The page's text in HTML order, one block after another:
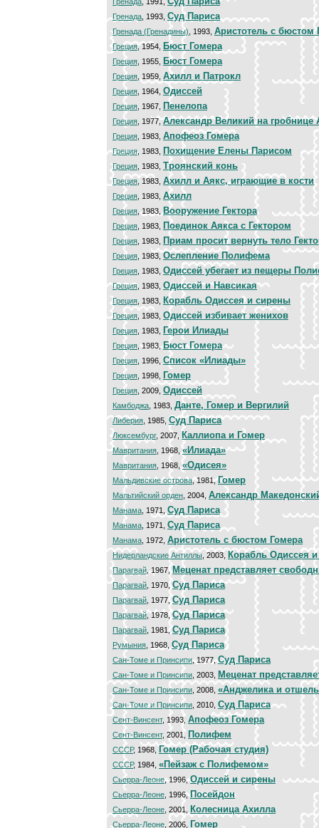
Гренада , 1993, Суд Париса
Гренада (Гренадины) , 1993, Аристотель с бюстом
Греция, 1954, Бюст Гомера
Греция , 1955, Бюст Гомера
Греция , 1959, Ахилл и Патрокл
Греция , 1964, Одиссей
Греция , 1967, Пенелопа
Греция , 1977,Александр Великий на гробнице
Греция , 1983, Апофеоз Гомера
Греция , 1983, Похищение Елены Парисом
Греция , 1983, Троянский конь
Греция, 1983, Ахилл и Аякс, играющие в кости
Греция , 1983, Ахилл
Греция , 1983, Вооружение Гектора
Греция , 1983, Поединок Аякса с Гектором
Греция , 1983, Приам просит вернуть тело
Греция , 1983, Ослепление Полифема
Греция , 1983, Одиссей убегает из пещеры
Греция, 1983, Одиссей и Навсикая
Греция , 1983, Корабль Одиссея и сирены
Греция , 1983, Одиссей избивает женихов
Греция , 1983, Герои Илиады
Греция , 1983,Бюст Гомера
Греция , 1996, Список «Илиады»
Греция , 1998, Гомер
Греция , 2009, Одиссей
Камбоджа , 1983, Данте, Гомер и Вергилий
Либерия , 1985, Суд Париса
Люксембург, 2007, Каллиопа и Гомер
Мавритания , 1968, «Илиада»
Мавритания , 1968,«Одисея»
Мальдивские острова, 1981,Гомер
Мальтийский орден , 2004, Александр
Манама , 1971, Суд Париса
Манама , 1971, Суд Париса
Манама , 1972, Аристотель с бюстом Гомера
Нидерландские Антиллы , 2003, Корабль Одиссея
Парагвай , 1967,Меценат представляет
Парагвай , 1970,Суд Париса
Парагвай , 1977, Суд Париса
Парагвай, 1978,Суд Париса
Парагвай , 1981,Суд Париса
Румыния , 1968, Суд Париса
Сан-Томе и Принсипи, 1977,Суд Париса
Сан-Томе и Принсипи , 2003, Меценат
Сан-Томе и Принсипи , 2008, «Анджелика и
Сан-Томе и Принсипи , 2010, Суд Париса
Сент-Винсент, 1993, Апофеоз Гомера
Сент-Винсент, 2001, Полифем
СССР, 1968, Гомер (Рабочая студия)
СССР, 1984, «Пейзаж с Полифемом»
Сьерра-Леоне, 1996,Одиссей и сирены
Сьерра-Леоне , 1996,Посейдон
Сьерра-Леоне , 2001, Колесница Ахилла
Сьерра-Леоне , 2006, Гомер